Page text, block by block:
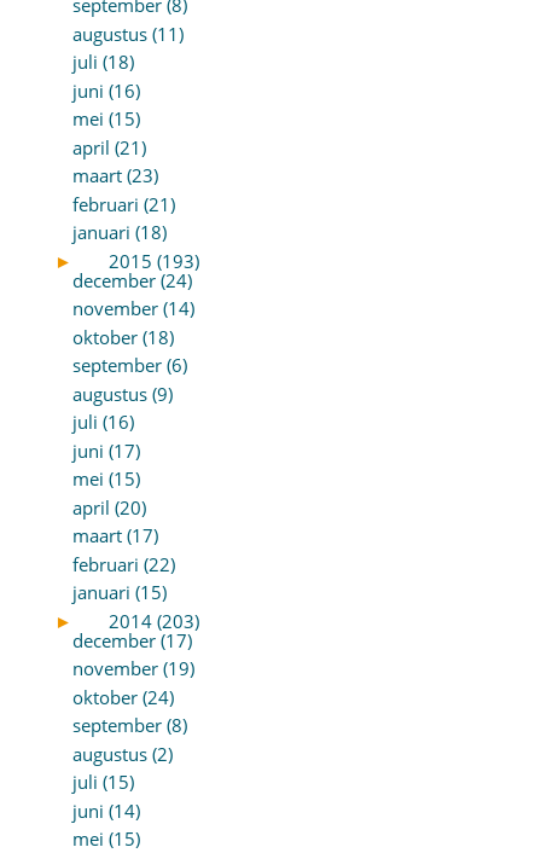
september (8)
augustus (11)
juli (18)
juni (16)
mei (15)
april (21)
maart (23)
februari (21)
januari (18)
►
2015 (193)
december (24)
november (14)
oktober (18)
september (6)
augustus (9)
juli (16)
juni (17)
mei (15)
april (20)
maart (17)
februari (22)
januari (15)
►
2014 (203)
december (17)
november (19)
oktober (24)
september (8)
augustus (2)
juli (15)
juni (14)
mei (15)